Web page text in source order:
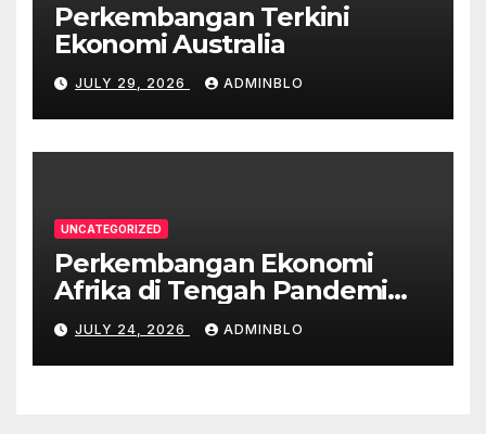
Perkembangan Terkini
Ekonomi Australia
JULY 29, 2026 ADMINBLO
UNCATEGORIZED
Perkembangan Ekonomi
Afrika di Tengah Pandemi
COVID-19
JULY 24, 2026 ADMINBLO